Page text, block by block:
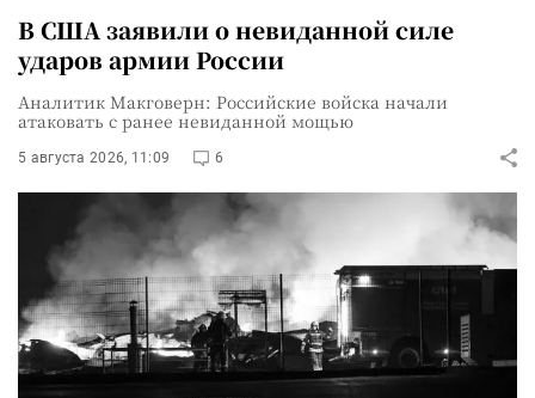
В США заявили о невиданной силе
ударов армии России
Аналитик Макговерн: Российские войска начали
атаковать с ранее невиданной мощью
5 августа 2026, 11:09 6